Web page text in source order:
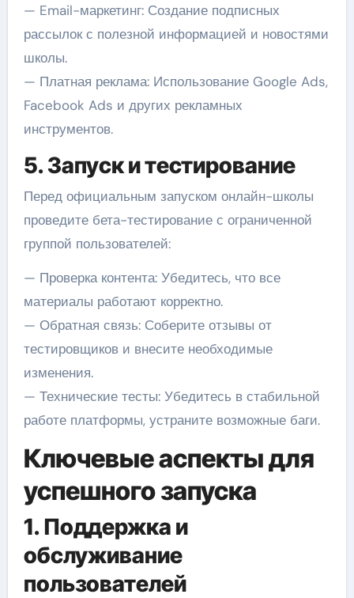
— Email-маркетинг: Создание подписных
рассылок с полезной информацией и новостями
школы.
— Платная реклама: Использование Google Ads,
Facebook Ads и других рекламных
инструментов.
5. Запуск и тестирование
Перед официальным запуском онлайн-школы
проведите бета-тестирование с ограниченной
группой пользователей:
— Проверка контента: Убедитесь, что все
материалы работают корректно.
— Обратная связь: Соберите отзывы от
тестировщиков и внесите необходимые
изменения.
— Технические тесты: Убедитесь в стабильной
работе платформы, устраните возможные баги.
Ключевые аспекты для
успешного запуска
1. Поддержка и
обслуживание
пользователей